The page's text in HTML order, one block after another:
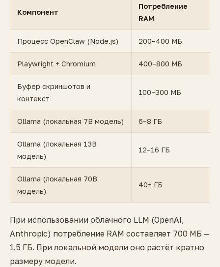
Компонент
Потребление
RAM
Процесс OpenClaw (Node.js) 200–400 МБ
Playwright + Chromium 400–800 МБ
Буфер скриншотов и
контекст
100–300 МБ
Ollama (локальная 7B модель) 6–8 ГБ
Ollama (локальная 13B
модель)
12–16 ГБ
Ollama (локальная 70B
модель)
40+ ГБ
При использовании облачного LLM (OpenAI,
Anthropic) потребление RAM составляет 700 МБ —
1.5 ГБ. При локальной модели оно растёт кратно
размеру модели.